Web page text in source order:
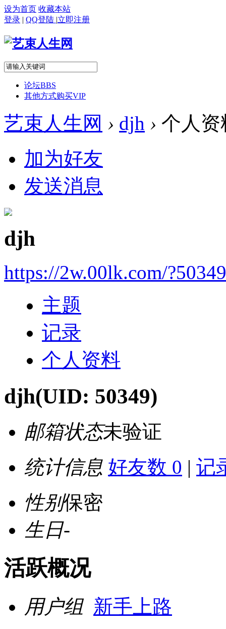
设为首页 收藏本站
登录 | QQ登陆 |立即注册
论坛BBS
其他方式购买VIP
艺束人生网 › djh › 个人资
加为好友
发送消息
djh
https://2w.00lk.com/?50349
主题
记录
个人资料
djh(UID: 50349)
邮箱状态未验证
统计信息 好友数 0 | 记
性别保密
生日-
活跃概况
用户组 新手上路